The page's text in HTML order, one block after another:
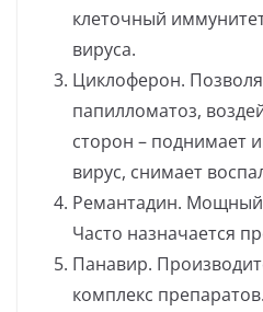
клеточный
вируса.
Циклоферон.
папилломатоз,
сторон – поднимает
вирус, снимает
Ремантадин.
Часто назначается
Панавир.
комплекс